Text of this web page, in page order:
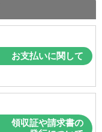
お支払いに関して
領収証や請求書の